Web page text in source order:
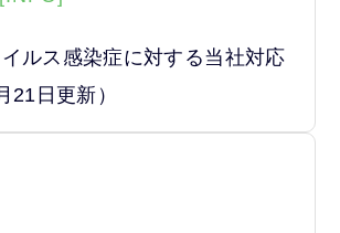
ルス感染症に対する当社対応
21日更新）